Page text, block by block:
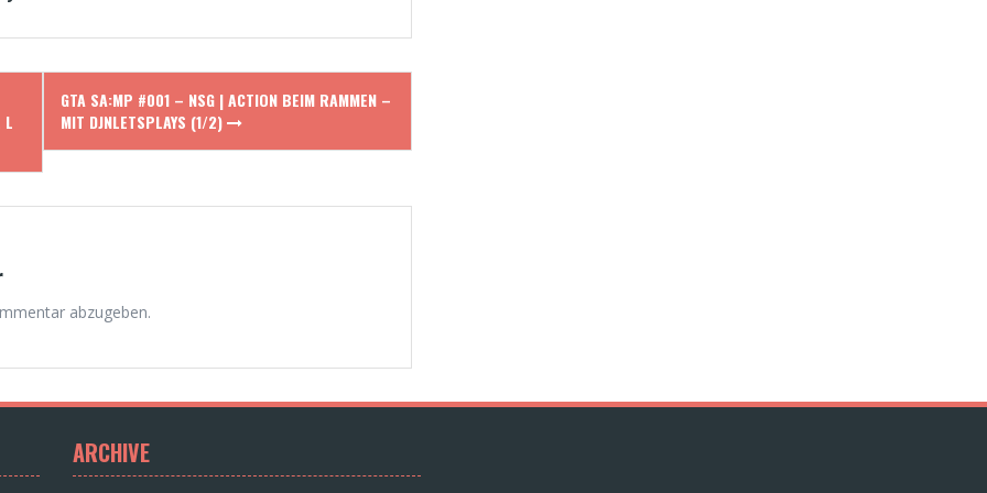
L
GTA SA:MP #001 – NSG | ACTION BEIM RAMMEN –
MIT DJNLETSPLAYS (1/2)
abzugeben.
ARCHIVE